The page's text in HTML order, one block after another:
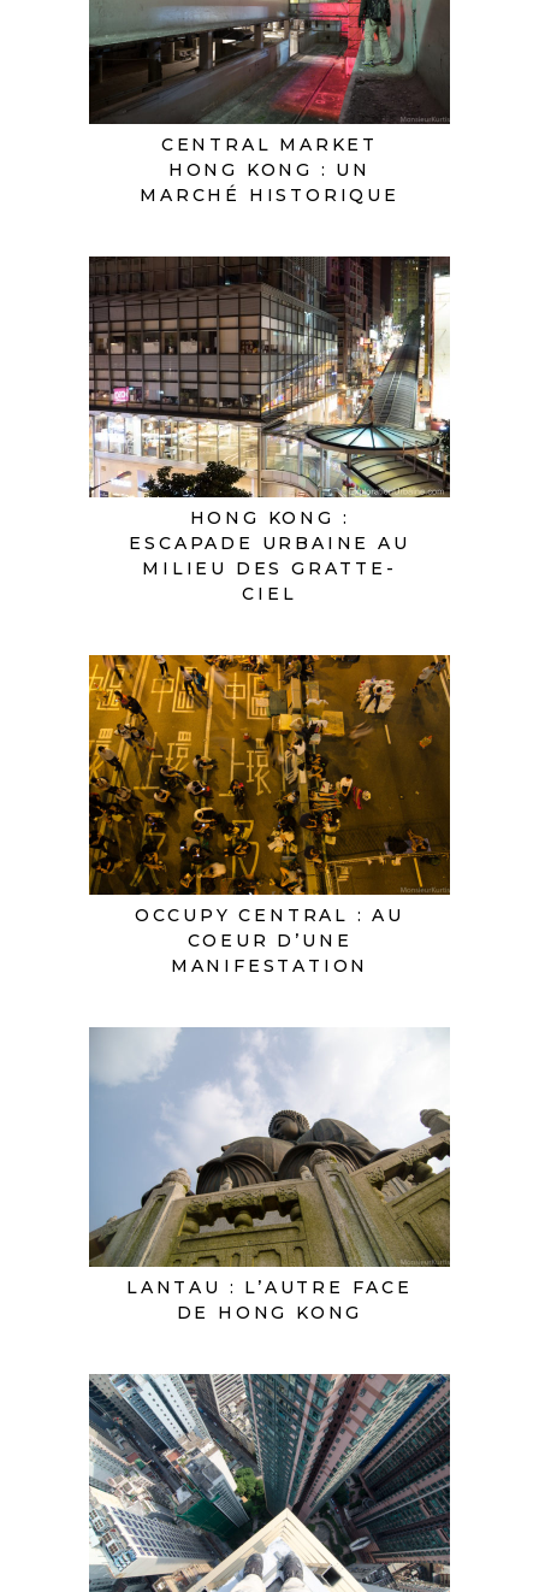
CENTRAL MARKET
HONG KONG : UN
MARCHÉ HISTORIQUE
HONG KONG :
ESCAPADE URBAINE AU
MILIEU DES GRATTE-
CIEL
OCCUPY CENTRAL : AU
COEUR D’UNE
MANIFESTATION
LANTAU : L’AUTRE FACE
DE HONG KONG